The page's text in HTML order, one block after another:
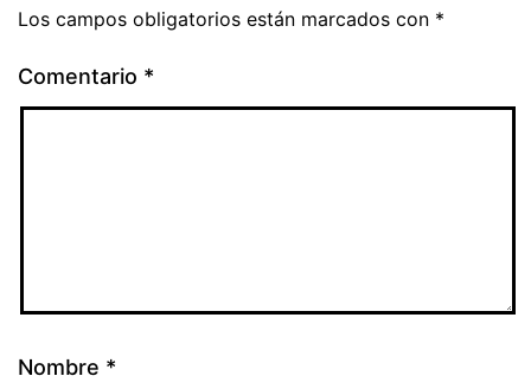
Los campos obligatorios están marcados con *
Comentario *
Nombre *